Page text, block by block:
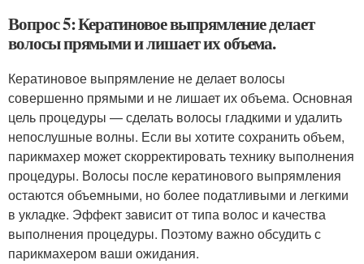
Вопрос 5: Кератиновое выпрямление делает
волосы прямыми и лишает их объема.
Кератиновое выпрямление не делает волосы
совершенно прямыми и не лишает их объема. Основная
цель процедуры — сделать волосы гладкими и удалить
непослушные волны. Если вы хотите сохранить объем,
парикмахер может скорректировать технику выполнения
процедуры. Волосы после кератинового выпрямления
остаются объемными, но более податливыми и легкими
в укладке. Эффект зависит от типа волос и качества
выполнения процедуры. Поэтому важно обсудить с
парикмахером ваши ожидания.